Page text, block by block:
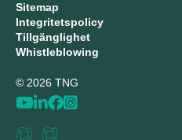
Sitemap
Integritetspolicy
Tillgänglighet
Whistleblowing
© 2026 TNG